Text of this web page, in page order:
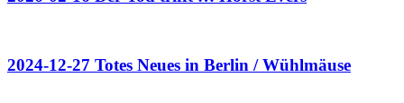
2024-12-27 Totes Neues in Berlin / Wühlmäuse